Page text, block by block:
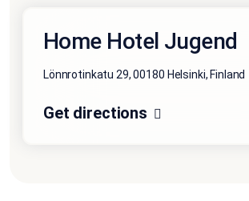
Home Hotel Jugend
Lönnrotinkatu 29, 00180 Helsinki, Finland
Get directions